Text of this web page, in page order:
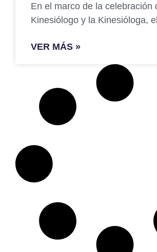
En el marco de la celebración
Kinesiólogo y la Kinesióloga,
VER MÁS »